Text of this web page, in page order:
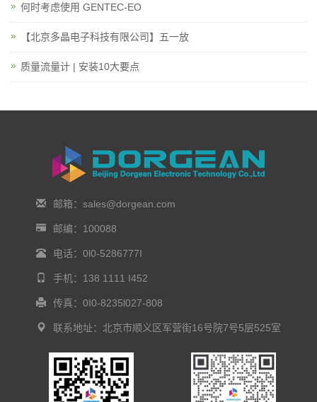
何时考虑使用 GENTEC-EO
【北京多晶电子科技有限公司】五一放
质量流量计 | 安装10大要点
邮箱：sales@dorgean.com
邮编：100088
电话：0l0-5286777I
手机：138 1111 I452
传真：0I0-8235l027-808
联系地址：北京市顺义区军营街16号院7号5层525室